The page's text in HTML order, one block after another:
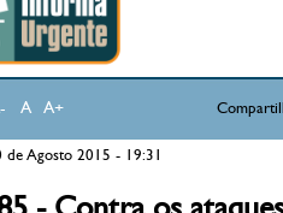
A A+
de Agosto 2015 - 19:31